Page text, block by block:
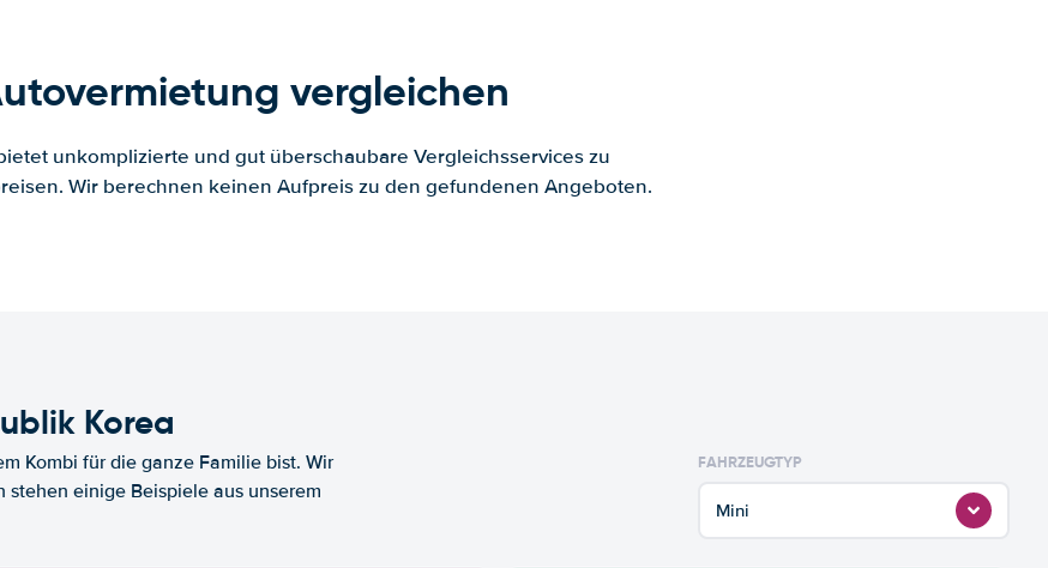
vergleichen
unkomplizierte und gut überschaubare Vergleichsservices zu
Wir berechnen keinen Aufpreis zu den gefundenen Angeboten.
Korea
Kombi für die ganze Familie bist. Wir
einige Beispiele aus unserem
FAHRZEUGTYP
Mini